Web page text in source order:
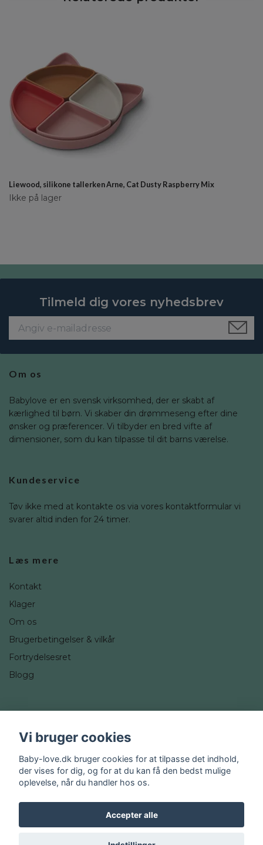
Liewood, silikone tallerken Arne, Cat Dusty Raspberry Mix
Ikke på lager
Tilmeld dig vores nyhedsbrev
Om os
Babylove er en svensk virksomhed, der er skabt af
kærlighed til børn. Vi skaber din drømmeseng efter dine
ønsker og præferencer. Vi tilbyder en bred vifte af
dimensioner, som du kan tilpasse til dit barns værelse.
Kundeservice
Tøv ikke med at kontakte os via vores kontaktformular vi
svarer altid inden for 24 timer.
Læs mere
Kontakt
Klager
Om os
Brugerbetingelser & vilkår
Fortrydelsesret
Blogg
Instagram
© 2026 Baby-love.dk
Vi bruger cookies
Baby-love.dk bruger cookies for at tilpasse det indhold,
der vises for dig, og for at du kan få den bedst mulige
oplevelse, når du handler hos os.
Accepter alle